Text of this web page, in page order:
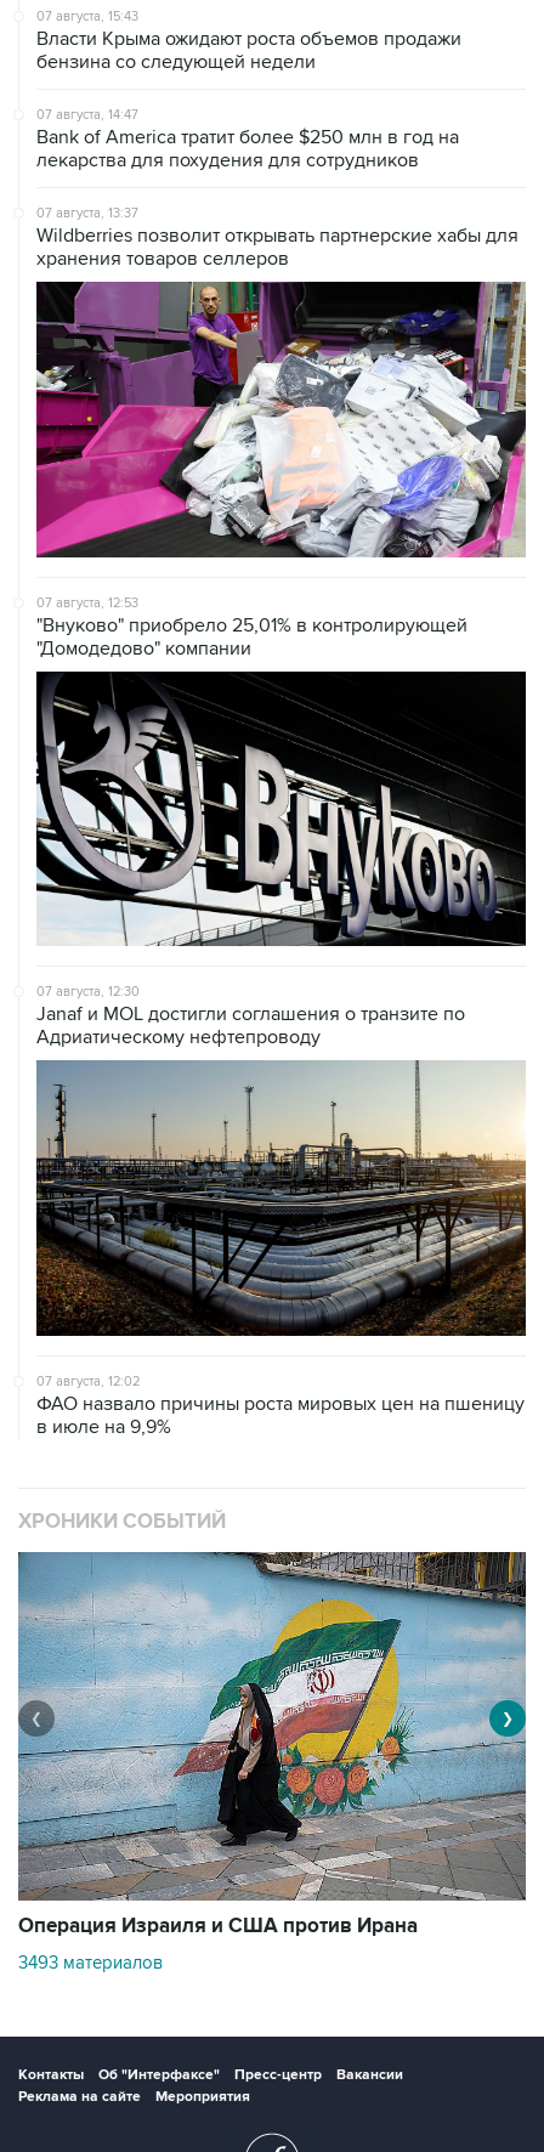
07 августа, 15:43
Власти Крыма ожидают роста объемов продажи
бензина со следующей недели
07 августа, 14:47
Bank of America тратит более $250 млн в год на
лекарства для похудения для сотрудников
07 августа, 13:37
Wildberries позволит открывать партнерские хабы для
хранения товаров селлеров
07 августа, 12:53
"Внуково" приобрело 25,01% в контролирующей
"Домодедово" компании
07 августа, 12:30
Janaf и MOL достигли соглашения о транзите по
Адриатическому нефтепроводу
07 августа, 12:02
ФАО назвало причины роста мировых цен на пшеницу
в июле на 9,9%
ХРОНИКИ СОБЫТИЙ
Операция Израиля и США против Ирана
3493 материалов
❮ ❯
Контакты Об "Интерфаксе" Пресс-центр
Вакансии
Реклама на сайте
Мероприятия